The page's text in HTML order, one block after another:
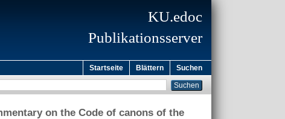
KU.edoc
Publikationsserver
Startseite Blättern Suchen
on the Code of canons of the